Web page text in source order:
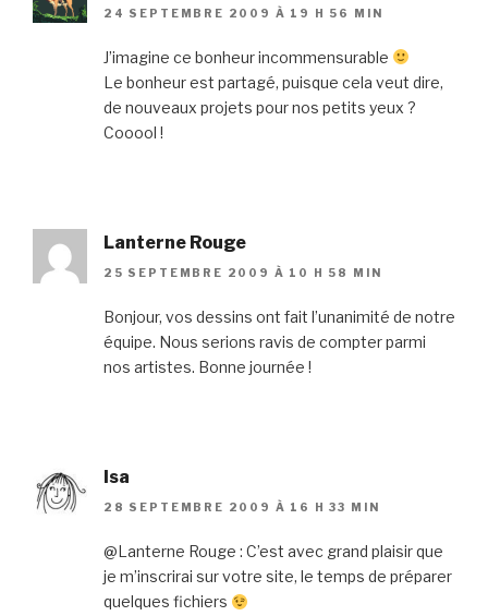
24 SEPTEMBRE 2009 À 19 H 56 MIN
J’imagine ce bonheur incommensurable
Le bonheur est partagé, puisque cela veut dire,
de nouveaux projets pour nos petits yeux ?
Cooool !
Lanterne Rouge
25 SEPTEMBRE 2009 À 10 H 58 MIN
Bonjour, vos dessins ont fait l’unanimité de notre
équipe. Nous serions ravis de compter parmi
nos artistes. Bonne journée !
Isa
28 SEPTEMBRE 2009 À 16 H 33 MIN
@Lanterne Rouge : C’est avec grand plaisir que
je m’inscrirai sur votre site, le temps de préparer
quelques fichiers